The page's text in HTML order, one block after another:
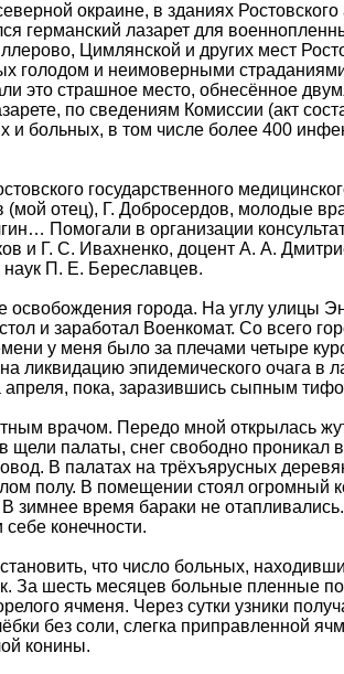
окраине, в зданиях Ростовского
германский лазарет для
Цимлянской и других мест
голодом и неимоверными
это страшное место, обнесённое
по сведениям Комиссии (акт
и больных, в том числе более 400
государственного
отец), Г. Добросердов, молодые
Помогали в организации
и Г. С. Ивахненко, доцент А. А.
П. Е. Береславцев.
освобождения города. На углу улицы
и заработал Военкомат. Со всего
у меня было за плечами четыре
ликвидацию эпидемического очага в
пока, заразившись сыпным
врачом. Передо мной открылась
палаты, снег свободно проникал в
В палатах на трёхъярусных
полу. В помещении стоял огромный
зимнее время бараки не
конечности.
что число больных,
За шесть месяцев больные пленные
ячменя. Через сутки узники
без соли, слегка приправленной
конины.